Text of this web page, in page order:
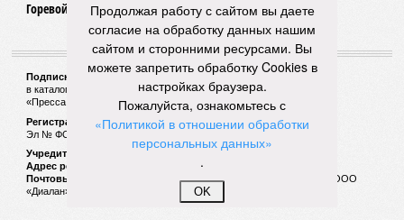
Верховный суд Татарстана сделал поблажку
Роберту Мусину
Продолжая работу с сайтом вы даете
согласие на обработку данных нашим
сайтом и сторонними ресурсами. Вы
можете запретить обработку Cookies в
настройках браузера.
Пожалуйста, ознакомьтесь с
«Политикой в отношении обработки
персональных данных»
.
OK